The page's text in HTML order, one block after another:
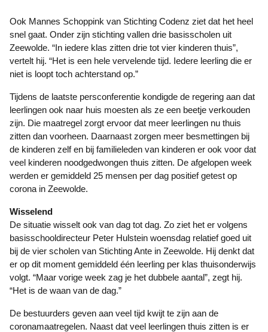
Ook Mannes Schoppink van Stichting Codenz ziet dat het heel
snel gaat. Onder zijn stichting vallen drie basisscholen uit
Zeewolde. “In iedere klas zitten drie tot vier kinderen thuis”,
vertelt hij. “Het is een hele vervelende tijd. Iedere leerling die er
niet is loopt toch achterstand op.”
Tijdens de laatste persconferentie kondigde de regering aan dat
leerlingen ook naar huis moesten als ze een beetje verkouden
zijn. Die maatregel zorgt ervoor dat meer leerlingen nu thuis
zitten dan voorheen. Daarnaast zorgen meer besmettingen bij
de kinderen zelf en bij familieleden van kinderen er ook voor dat
veel kinderen noodgedwongen thuis zitten. De afgelopen week
werden er gemiddeld 25 mensen per dag positief getest op
corona in Zeewolde.
Wisselend
De situatie wisselt ook van dag tot dag. Zo ziet het er volgens
basisschooldirecteur Peter Hulstein woensdag relatief goed uit
bij de vier scholen van Stichting Ante in Zeewolde. Hij denkt dat
er op dit moment gemiddeld één leerling per klas thuisonderwijs
volgt. “Maar vorige week zag je het dubbele aantal”, zegt hij.
“Het is de waan van de dag.”
De bestuurders geven aan veel tijd kwijt te zijn aan de
coronamaatregelen. Naast dat veel leerlingen thuis zitten is er